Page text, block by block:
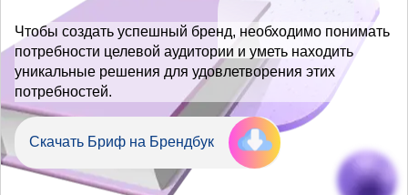
Чтобы создать успешный бренд, необходимо понимать
потребности целевой аудитории и уметь находить
уникальные решения для удовлетворения этих
потребностей.
Скачать Бриф на Брендбук